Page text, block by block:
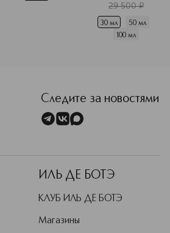
29 500 ¤
30 мл
50 мл
100 мл
Следите за новостями
ИЛЬ ДЕ БОТЭ
КЛУБ ИЛЬ ДЕ БОТЭ
Магазины